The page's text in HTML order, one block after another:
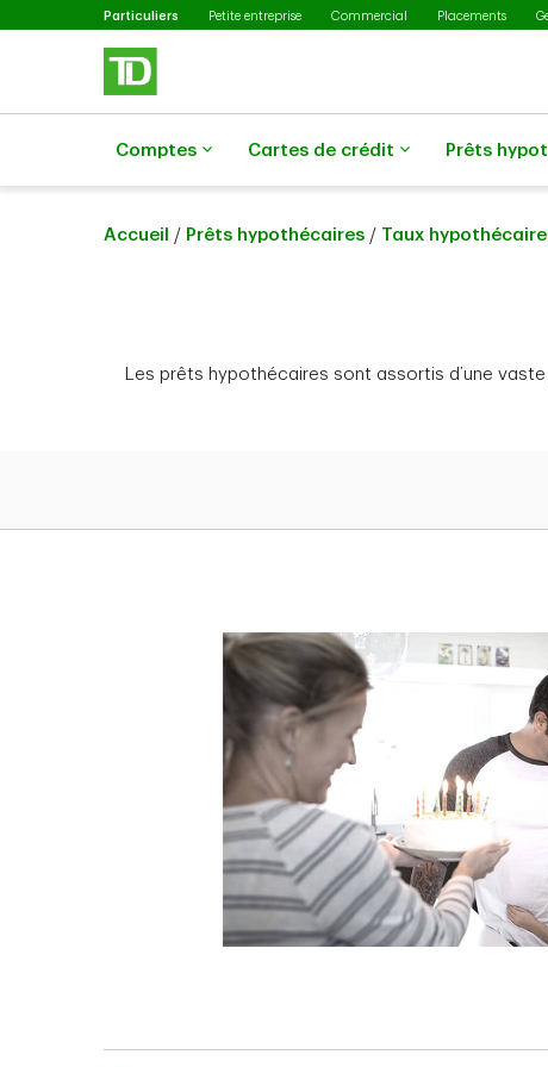
Passer au contenu principal
Particuliers Sélectionné
Petite entreprise Commercial Placements
Comptes Cartes de crédit Prêts
Accueil / Prêts hypothécaires / Taux
Les prêts hypothécaires sont assortis d’une